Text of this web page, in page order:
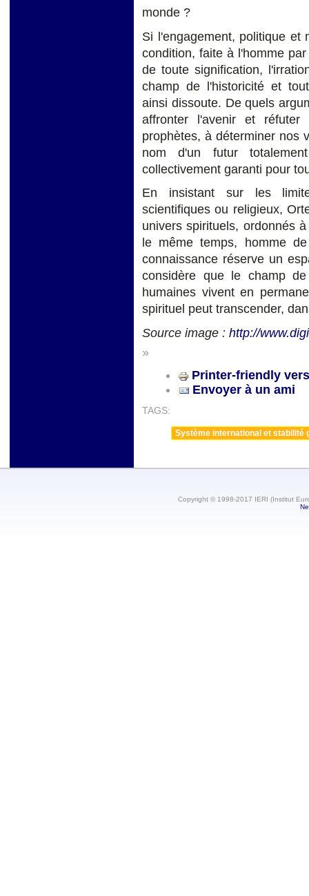
monde ?
Si l'engagement, politique et
condition, faite à l'homme
de toute signification,
champ de l'historicité et
ainsi dissoute. De quels
affronter l'avenir et
prophètes, à déterminer nos
nom d'un futur
collectivement garanti pour
En insistant sur les
scientifiques ou religieux,
univers spirituels, ordonnés
le même temps, homme
connaissance réserve un
considère que le champ
humaines vivent en
spirituel peut transcender,
Source image : http://
»
Printer-friendly
Envoyer à un ami
TAGS:
Système international et stabilité
Copyright © 1998-2017 IERI (Institut